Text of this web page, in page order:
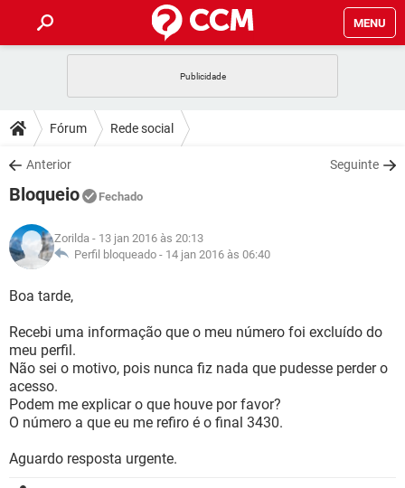
MENU
CELULAR
OUTLOOK
INSTAGRAM
GUIA DE COMPRAS
DICAS
JOGOS
INSTAGRAM
GUIA DE COMPRAS
DOWNLOADS
JOGOS
CELULAR
OUTLOOK EXCEL
INSTAGRAM
FÓRUM
JOGOS
CELULAR
OUTLOOK
INSTAGRAM GMAIL
GUIA DE COMPRAS
GLOSSÁRIO
OUTLOOK
GUIA DE COMPRAS
Fórum Rede social
Anterior Seguinte
Bloqueio Fechado
Zorilda - 13 jan 2016 às 20:13
Perfil bloqueado - 14 jan 2016 às 06:40
Boa tarde,
Recebi uma informação que o meu número foi excluído do
meu perfil.
Não sei o motivo, pois nunca fiz nada que pudesse perder o
acesso.
Podem me explicar o que houve por favor?
O número a que eu me refiro é o final 3430.
Aguardo resposta urgente.